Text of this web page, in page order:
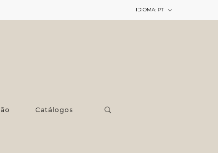
IDIOMA: PT
Catálogos